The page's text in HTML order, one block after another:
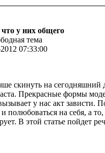
у них общего
тема
07:33:00
скинуть на сегодняшний
Прекрасные формы
у нас акт зависти.
полюбоваться на себя, а
В этой статье пойдет